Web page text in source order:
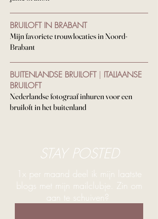
BRUILOFT IN BRABANT
Mijn favoriete trouwlocaties in Noord-
Brabant
BUITENLANDSE BRUILOFT | ITALIAANSE
BRUILOFT
Nederlandse fotograaf inhuren voor een
bruiloft in het buitenland
STAY POSTED
1x per maand deel ik mijn laatste
blogs met mijn mailclubje. Zin om
aan te schuiven?